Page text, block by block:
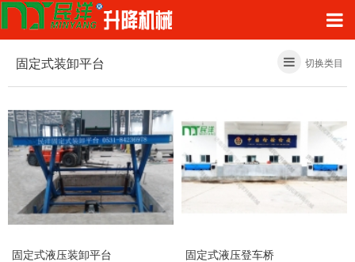
固定式装卸平台 切换类目
固定式液压装卸平台 固定式液压登车桥